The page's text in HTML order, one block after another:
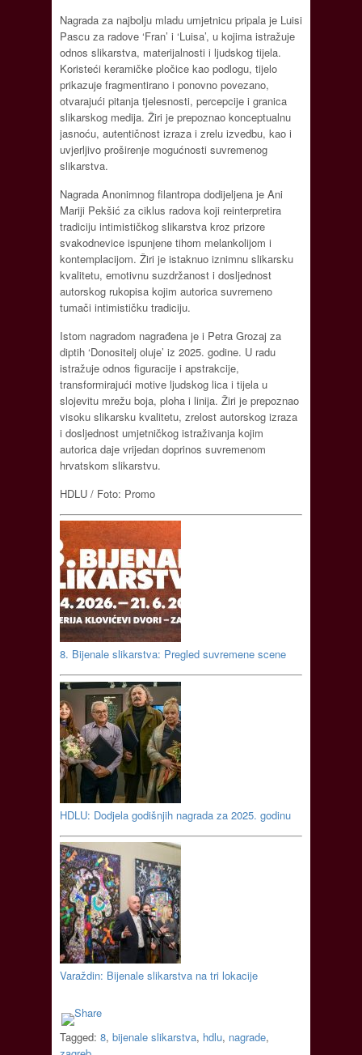
Nagrada za najbolju mladu umjetnicu pripala je Luisi
Pascu za radove ‘Fran’ i ‘Luisa’, u kojima istražuje
odnos slikarstva, materijalnosti i ljudskog tijela.
Koristeći keramičke pločice kao podlogu, tijelo
prikazuje fragmentirano i ponovno povezano,
otvarajući pitanja tjelesnosti, percepcije i granica
slikarskog medija. Žiri je prepoznao konceptualnu
jasnoću, autentičnost izraza i zrelu izvedbu, kao i
uvjerljivo proširenje mogućnosti suvremenog
slikarstva.
Nagrada Anonimnog filantropa dodijeljena je Ani
Mariji Pekšić za ciklus radova koji reinterpretira
tradiciju intimističkog slikarstva kroz prizore
svakodnevice ispunjene tihom melankolijom i
kontemplacijom. Žiri je istaknuo iznimnu slikarsku
kvalitetu, emotivnu suzdržanost i dosljednost
autorskog rukopisa kojim autorica suvremeno
tumači intimističku tradiciju.
Istom nagradom nagrađena je i Petra Grozaj za
diptih ‘Donositelj oluje’ iz 2025. godine. U radu
istražuje odnos figuracije i apstrakcije,
transformirajući motive ljudskog lica i tijela u
slojevitu mrežu boja, ploha i linija. Žiri je prepoznao
visoku slikarsku kvalitetu, zrelost autorskog izraza
i dosljednost umjetničkog istraživanja kojim
autorica daje vrijedan doprinos suvremenom
hrvatskom slikarstvu.
HDLU / Foto: Promo
8. Bijenale slikarstva: Pregled suvremene scene
HDLU: Dodjela godišnjih nagrada za 2025. godinu
Varaždin: Bijenale slikarstva na tri lokacije
Tagged: 8, bijenale slikarstva, hdlu, nagrade,